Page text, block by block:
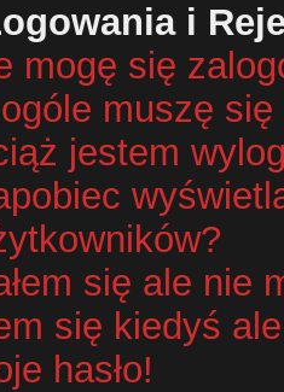
i
mogę się
muszę
jestem
się ale nie
się kiedyś
hasło!